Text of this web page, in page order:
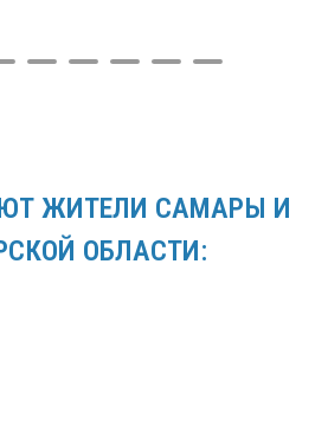
ЖИТЕЛИ САМАРЫ И
ОБЛАСТИ: